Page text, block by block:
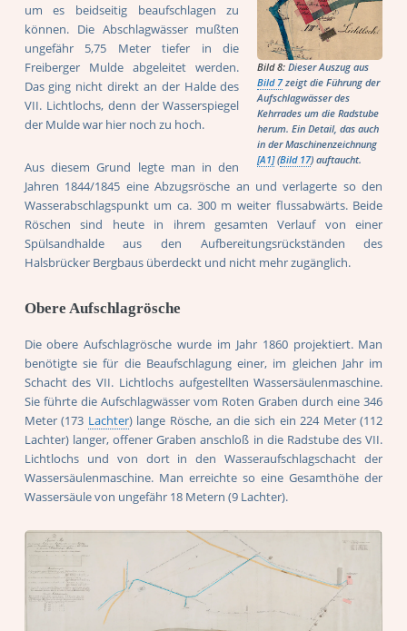
Bild 8:Dieser Auszug aus
Bild 7zeigt die Führung der
Aufschlagwässer des
Kehrrades um die Radstube
herum. Ein Detail, das auch
in der Maschinenzeichnung
[A1](Bild 17) auftaucht.
um es beidseitig beaufschlagen zu
können. Die Abschlagwässer mußten
ungefähr 5,75 Meter tiefer in die
Freiberger Mulde abgeleitet werden.
Das ging nicht direkt an der Halde des
VII. Lichtlochs, denn der Wasserspiegel
der Mulde war hier noch zu hoch.
Aus diesem Grund legte man in den
Jahren 1844/1845 eine Abzugsrösche an und verlagerte so den
Wasserabschlagspunkt um ca. 300 m weiter flussabwärts. Beide
Röschen sind heute in ihrem gesamten Verlauf von einer
Spülsandhalde aus den Aufbereitungsrückständen des
Halsbrücker Bergbaus überdeckt und nicht mehr zugänglich.
Obere Aufschlagrösche
Die obere Aufschlagrösche wurde im Jahr 1860 projektiert. Man
benötigte sie für die Beaufschlagung einer, im gleichen Jahr im
Schacht des VII. Lichtlochs aufgestellten Wassersäulenmaschine.
Sie führte die Aufschlagwässer vom Roten Graben durch eine 346
Meter (173 Lachter) lange Rösche, an die sich ein 224 Meter (112
Lachter) langer, offener Graben anschloß in die Radstube des VII.
Lichtlochs und von dort in den Wasseraufschlagschacht der
Wassersäulenmaschine. Man erreichte so eine Gesamthöhe der
Wassersäule von ungefähr 18 Metern (9 Lachter).